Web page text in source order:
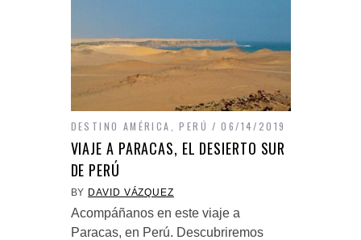
DESTINO AMÉRICA ,PERÚ 06/14/2019
VIAJE A PARACAS, EL DESIERTO SUR
DE PERÚ
BY DAVID VÁZQUEZ
Acompáñanos en este viaje a
Paracas, en Perú. Descubriremos